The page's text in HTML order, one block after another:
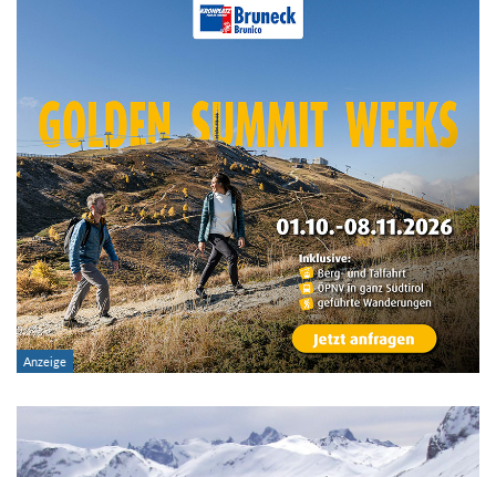
Im Tourenarchiv suchen
Region:
Gebirge:
Art der Tour:
von
bis